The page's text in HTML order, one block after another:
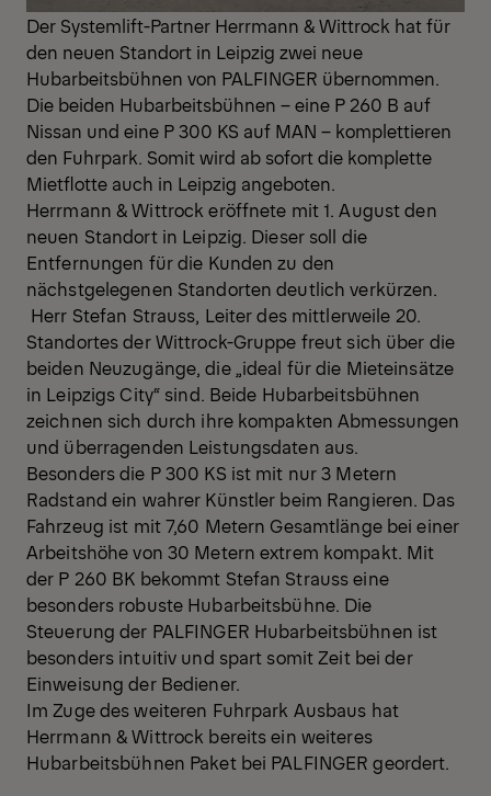
Der Systemlift-Partner Herrmann & Wittrock hat für
den neuen Standort in Leipzig zwei neue
Hubarbeitsbühnen von PALFINGER übernommen.
Die beiden Hubarbeitsbühnen – eine P 260 B auf
Nissan und eine P 300 KS auf MAN – komplettieren
den Fuhrpark. Somit wird ab sofort die komplette
Mietflotte auch in Leipzig angeboten.
Herrmann & Wittrock eröffnete mit 1. August den
neuen Standort in Leipzig. Dieser soll die
Entfernungen für die Kunden zu den
nächstgelegenen Standorten deutlich verkürzen.
Herr Stefan Strauss, Leiter des mittlerweile 20.
Standortes der Wittrock-Gruppe freut sich über die
beiden Neuzugänge, die „ideal für die Mieteinsätze
in Leipzigs City“ sind. Beide Hubarbeitsbühnen
zeichnen sich durch ihre kompakten Abmessungen
und überragenden Leistungsdaten aus.
Besonders die P 300 KS ist mit nur 3 Metern
Radstand ein wahrer Künstler beim Rangieren. Das
Fahrzeug ist mit 7,60 Metern Gesamtlänge bei einer
Arbeitshöhe von 30 Metern extrem kompakt. Mit
der P 260 BK bekommt Stefan Strauss eine
besonders robuste Hubarbeitsbühne. Die
Steuerung der PALFINGER Hubarbeitsbühnen ist
besonders intuitiv und spart somit Zeit bei der
Einweisung der Bediener.
Im Zuge des weiteren Fuhrpark Ausbaus hat
Herrmann & Wittrock bereits ein weiteres
Hubarbeitsbühnen Paket bei PALFINGER geordert.